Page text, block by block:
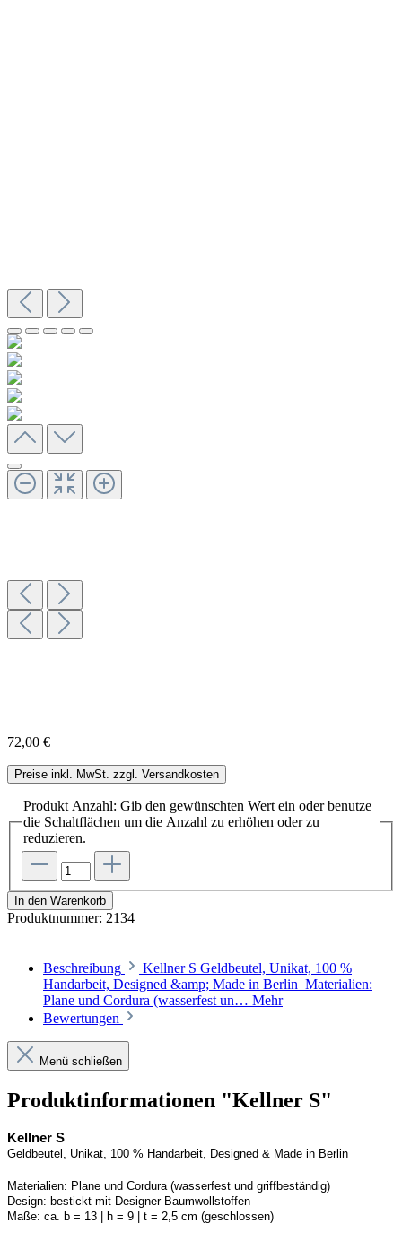
72,00 €
Preise inkl. MwSt. zzgl. Versandkosten
Produkt Anzahl: Gib den gewünschten Wert ein oder benutze
die Schaltflächen um die Anzahl zu erhöhen oder zu
reduzieren.
In den Warenkorb
Produktnummer: 2134
Beschreibung
Kellner S Geldbeutel, Unikat, 100 %
Handarbeit, Designed &amp; Made in Berlin Materialien:
Plane und Cordura (wasserfest un… Mehr
Bewertungen
Menü schließen
Produktinformationen "Kellner S"
Kellner S
Geldbeutel, Unikat, 100 % Handarbeit, Designed & Made in Berlin
Materialien: Plane und Cordura (wasserfest und griffbeständig)
Design: bestickt mit Designer Baumwollstoffen
Maße: ca. b = 13 | h = 9 | t = 2,5 cm (geschlossen)